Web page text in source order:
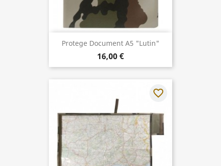
Protege Document A5 "Lutin"
16,00 €
favorite_border